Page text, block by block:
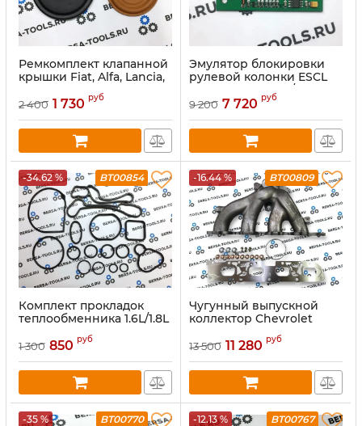
Ремкомплект клапанной
крышки Fiat, Alfa, Lancia,
Opel , Citroen, Peugeot
1.9D, 2.0D, 2.2D
2 400 1 730 руб
Эмулятор блокировки
рулевой колонки ESCL
OPEL, SAAB, LAN / SW-
CAN
9 200 7 720 руб
-34.62 % BT00854
Комплект прокладок
теплообменника 1.6L/1.8L
1 300 850 руб
-16.44 % BT00809
Чугунный выпускной
коллектор Chevrolet
Malibu Orlando 2.4 LE5
LE9 (12630741)
13 500 11 280 руб
-35 % BT00770 -12.13 % BT00767